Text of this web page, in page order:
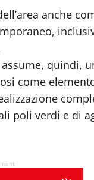
anche
quindi,
come
poli verdi e di